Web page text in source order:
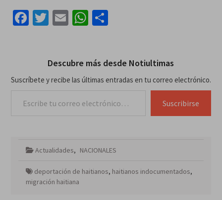
Facebook
Twitter
EmailWhatsApp
Compartir
Descubre más desde Notiultimas
Suscríbete y recibe las últimas entradas en tu correo electrónico.
Suscribirse
Actualidades, NACIONALES
deportación de haitianos, haitianos indocumentados,
migración haitiana